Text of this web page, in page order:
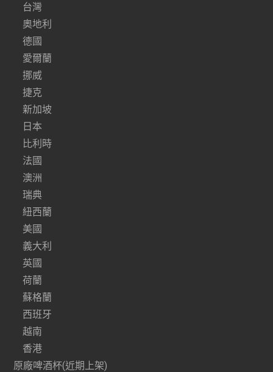
台灣
奧地利
德國
愛爾蘭
挪威
捷克
新加坡
日本
比利時
法國
澳洲
瑞典
紐西蘭
美國
義大利
英國
荷蘭
蘇格蘭
西班牙
越南
香港
原廠啤酒杯(近期上架)